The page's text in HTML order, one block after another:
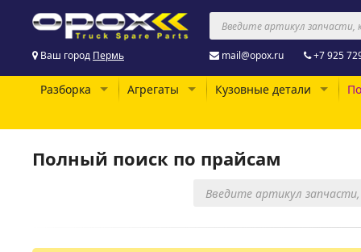
Ваш город Пермь mail@opox.ru +7 925
Разборка Агрегаты Кузовные детали
Полный поиск по прайсам